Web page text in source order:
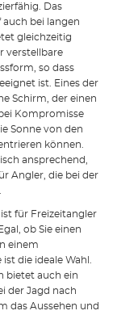
Das
bei langen
gleichzeitig
verstellbare
so dass
ist. Eines der
Schirm, der einen
Kompromisse
Sonne von den
können.
ansprechend,
Angler, die bei der
für Freizeitangler
ob Sie einen
einem
die ideale Wahl.
bietet auch ein
der Jagd nach
das Aussehen und